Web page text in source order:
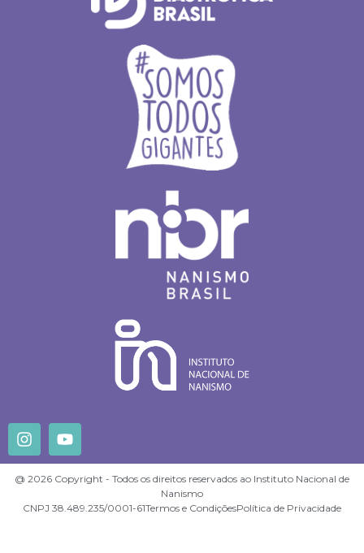
@ 2026 Copyright - Todos os direitos reservados ao Instituto Nacional de
Nanismo
CNPJ 38.489.235/0001-61Termos e CondiçõesPolítica de Privacidade